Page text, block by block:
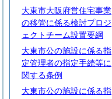
大東市大阪府営住宅事業
の移管に係る検討プロジ
ェクトチーム設置要綱
大東市公の施設に係る指
定管理者の指定手続等に
関する条例
大東市公の施設に係る指